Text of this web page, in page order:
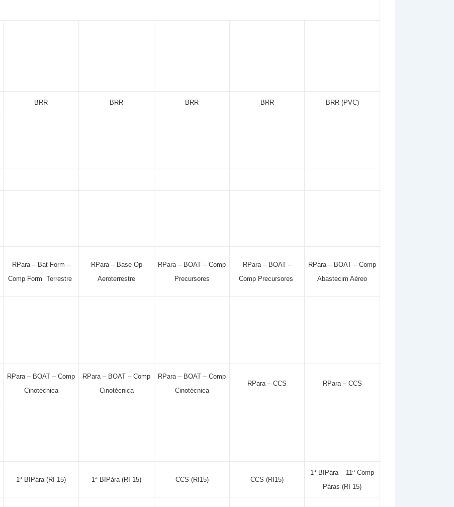
BRR BRR BRR BRR BRR (PVC)
RPara – Bat Form –
Comp Form Terrestre
RPara – Base Op
Aeroterrestre
RPara – BOAT – Comp
Precursores
RPara – BOAT –
Comp Precursores
RPara – BOAT – Comp
Abastecim Aéreo
RPara – BOAT – Comp
Cinotécnica
RPara – BOAT – Comp
Cinotécnica
RPara – BOAT – Comp
Cinotécnica
RPara – CCS RPara – CCS
1ª BIPára (RI 15) 1ª BIPára (RI 15) CCS (RI15) CCS (RI15)
1ª BIPára – 11ª Comp
Páras (RI 15)